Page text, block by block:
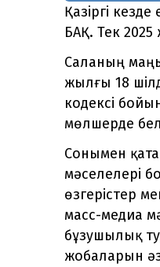
Қазіргі
БАҚ. Тек 2025
Саланың
жылғы 18
кодексі
мөлшерде
Сонымен
мәселелері
өзгерістер
масс-медиа
бұзушылық
жобаларын